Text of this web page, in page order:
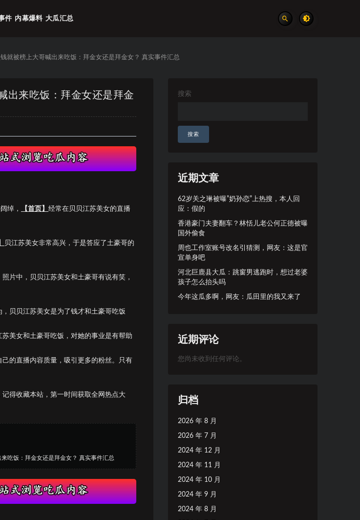
件 内幕爆料 大瓜汇总
就被榜上大哥喊出来吃饭：拜金女还是拜金女？ 真实事件汇总
出来吃饭：拜金女还是拜金
绰， 【首页】 经常在贝贝江苏美女的直播
贝江苏美女非常高兴，于是答应了土豪哥的
照片中，贝贝江苏美女和土豪哥有说有笑，
贝贝江苏美女是为了钱才和土豪哥吃饭
美女和土豪哥吃饭，对她的事业是有帮助
的直播内容质量，吸引更多的粉丝。只有
得收藏本站，第一时间获取全网热点大
吃饭：拜金女还是拜金女？ 真实事件汇总
搜索
搜索
近期文章
62岁关之琳被曝”奶孙恋”上热搜，本人回
应：假的
香港豪门夫妻翻车？林恬儿老公何正德被曝
国外偷食
周也工作室账号改名引猜测，网友：这是官
宣单身吧
河北巨鹿县大瓜：跳窗男逃跑时，想过老婆
孩子怎么抬头吗
今年这瓜多啊，网友：瓜田里的我又来了
近期评论
您尚未收到任何评论。
归档
2026 年 8 月
2026 年 7 月
2024 年 12 月
2024 年 11 月
2024 年 10 月
2024 年 9 月
2024 年 8 月